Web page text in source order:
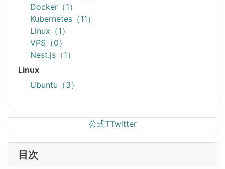
Docker（1）
Kubernetes（11）
Linux（1）
VPS（0）
Nest.js（1）
Linux
Ubuntu（3）
公式TTwitter
目次